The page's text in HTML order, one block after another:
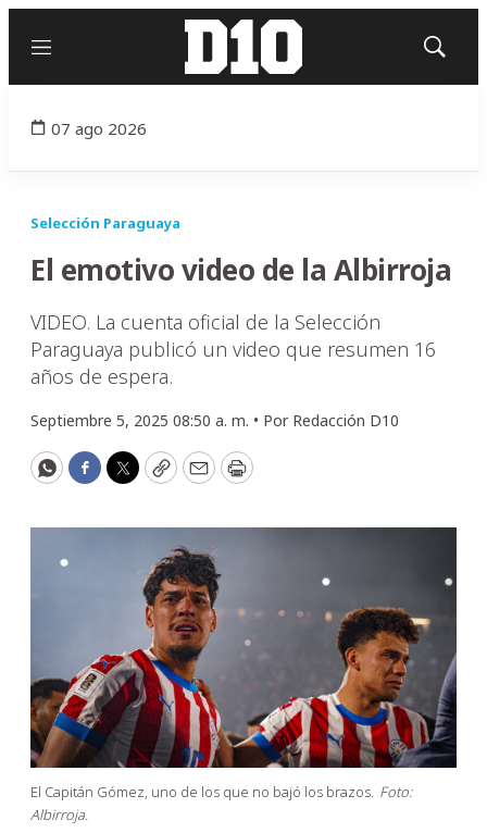
Menú
Mostrar
07 ago 2026
Selección Paraguaya
El emotivo video de la Albirroja
VIDEO. La cuenta oficial de la Selección
Paraguaya publicó un video que resumen 16
años de espera.
Septiembre 5, 2025 08:50 a. m. • Por Redacción D10
WhatsApp
Facebook
Twitter
CopyEmailPrint
El Capitán Gómez, uno de los que no bajó los brazos. Foto:
Albirroja.